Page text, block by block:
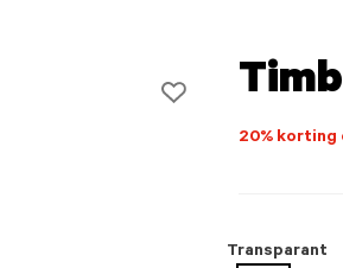
20% korting
Transparant